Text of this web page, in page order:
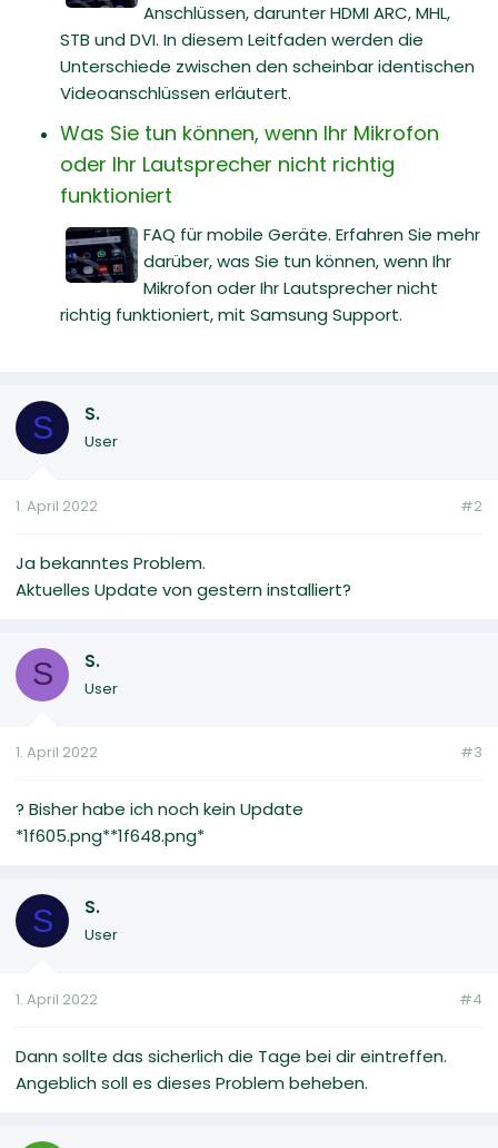
Anschlüssen, darunter HDMI ARC, MHL,
STB und DVI. In diesem Leitfaden werden die
Unterschiede zwischen den scheinbar identischen
Videoanschlüssen erläutert.
Was Sie tun können, wenn Ihr Mikrofon
oder Ihr Lautsprecher nicht richtig
funktioniert
FAQ für mobile Geräte. Erfahren Sie mehr
darüber, was Sie tun können, wenn Ihr
Mikrofon oder Ihr Lautsprecher nicht
richtig funktioniert, mit Samsung Support.
S S.
User
1. April 2022 #2
Ja bekanntes Problem.
Aktuelles Update von gestern installiert?
S S.
User
1. April 2022 #3
? Bisher habe ich noch kein Update
*1f605.png**1f648.png*
S S.
User
1. April 2022 #4
Dann sollte das sicherlich die Tage bei dir eintreffen.
Angeblich soll es dieses Problem beheben.